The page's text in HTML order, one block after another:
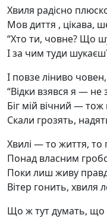
Хвиля радісно
Мов диття , цікава,
“Хто ти, човне? Що
І за чим туди
І повзе ліниво
“Відки взявся я —
Біг мій вічний —
Скали грозять,
Хвилі — то життя, то
Понад власним
Поки лиш живу
Вітер гонить, хвиля
Що ж тут думать, що